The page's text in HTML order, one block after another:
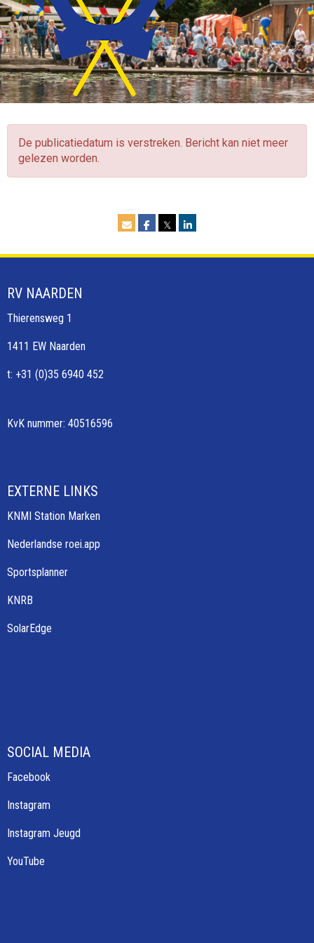
De publicatiedatum is verstreken. Bericht kan niet meer
gelezen worden.
𝕏
RV NAARDEN
Thierensweg 1
1411 EW Naarden
t: +31 (0)35 6940 452
KvK nummer: 40516596
EXTERNE LINKS
KNMI Station Marken
Nederlandse roei.app
Sportsplanner
KNRB
SolarEdge
SOCIAL MEDIA
Facebook
Instagram
Instagram Jeugd
YouTube